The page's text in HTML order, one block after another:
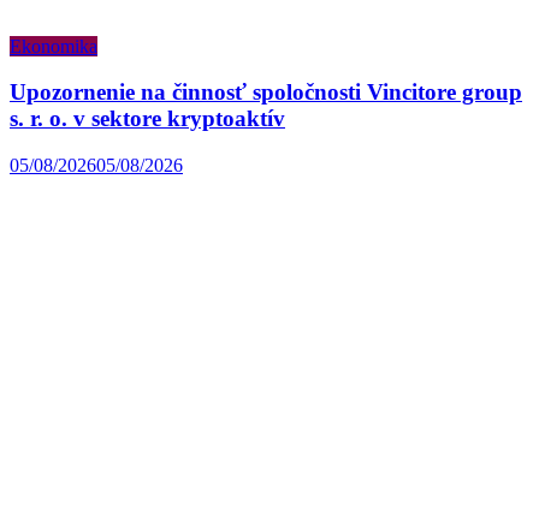
Ekonomika
Upozornenie na činnosť spoločnosti Vincitore group
s. r. o. v sektore kryptoaktív
05/08/202605/08/2026